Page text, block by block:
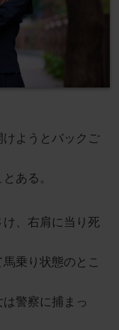
ようとバックご
ある。
、右肩に当り死
乗り状態のとこ
警察に捕まっ